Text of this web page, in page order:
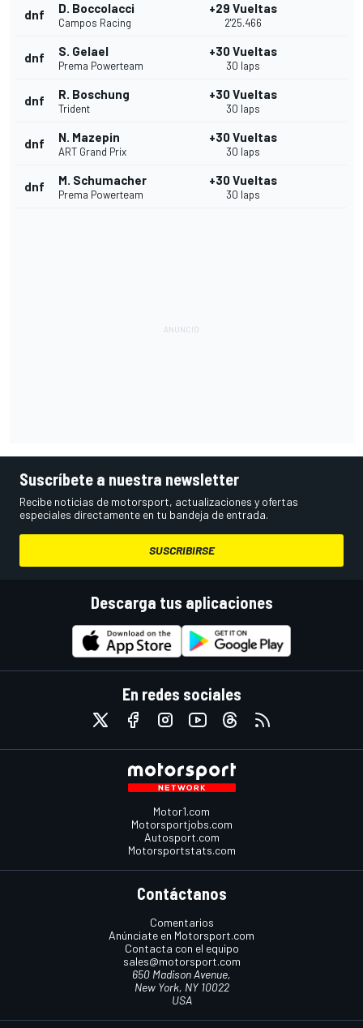
dnf D. Boccolacci
Campos Racing
+29 Vueltas
2'25.466
dnf S. Gelael
Prema Powerteam
+30 Vueltas
30 laps
dnf R. Boschung
Trident
+30 Vueltas
30 laps
dnf N. Mazepin
ART Grand Prix
+30 Vueltas
30 laps
dnf M. Schumacher
Prema Powerteam
+30 Vueltas
30 laps
Suscríbete a nuestra newsletter
Recibe noticias de motorsport, actualizaciones y ofertas
especiales directamente en tu bandeja de entrada.
SUSCRIBIRSE
Descarga tus aplicaciones
En redes sociales
Motor1.com
Motorsportjobs.com
Autosport.com
Motorsportstats.com
Contáctanos
Comentarios
Anúnciate en Motorsport.com
Contacta con el equipo
sales@motorsport.com
650 Madison Avenue,
New York, NY 10022
USA